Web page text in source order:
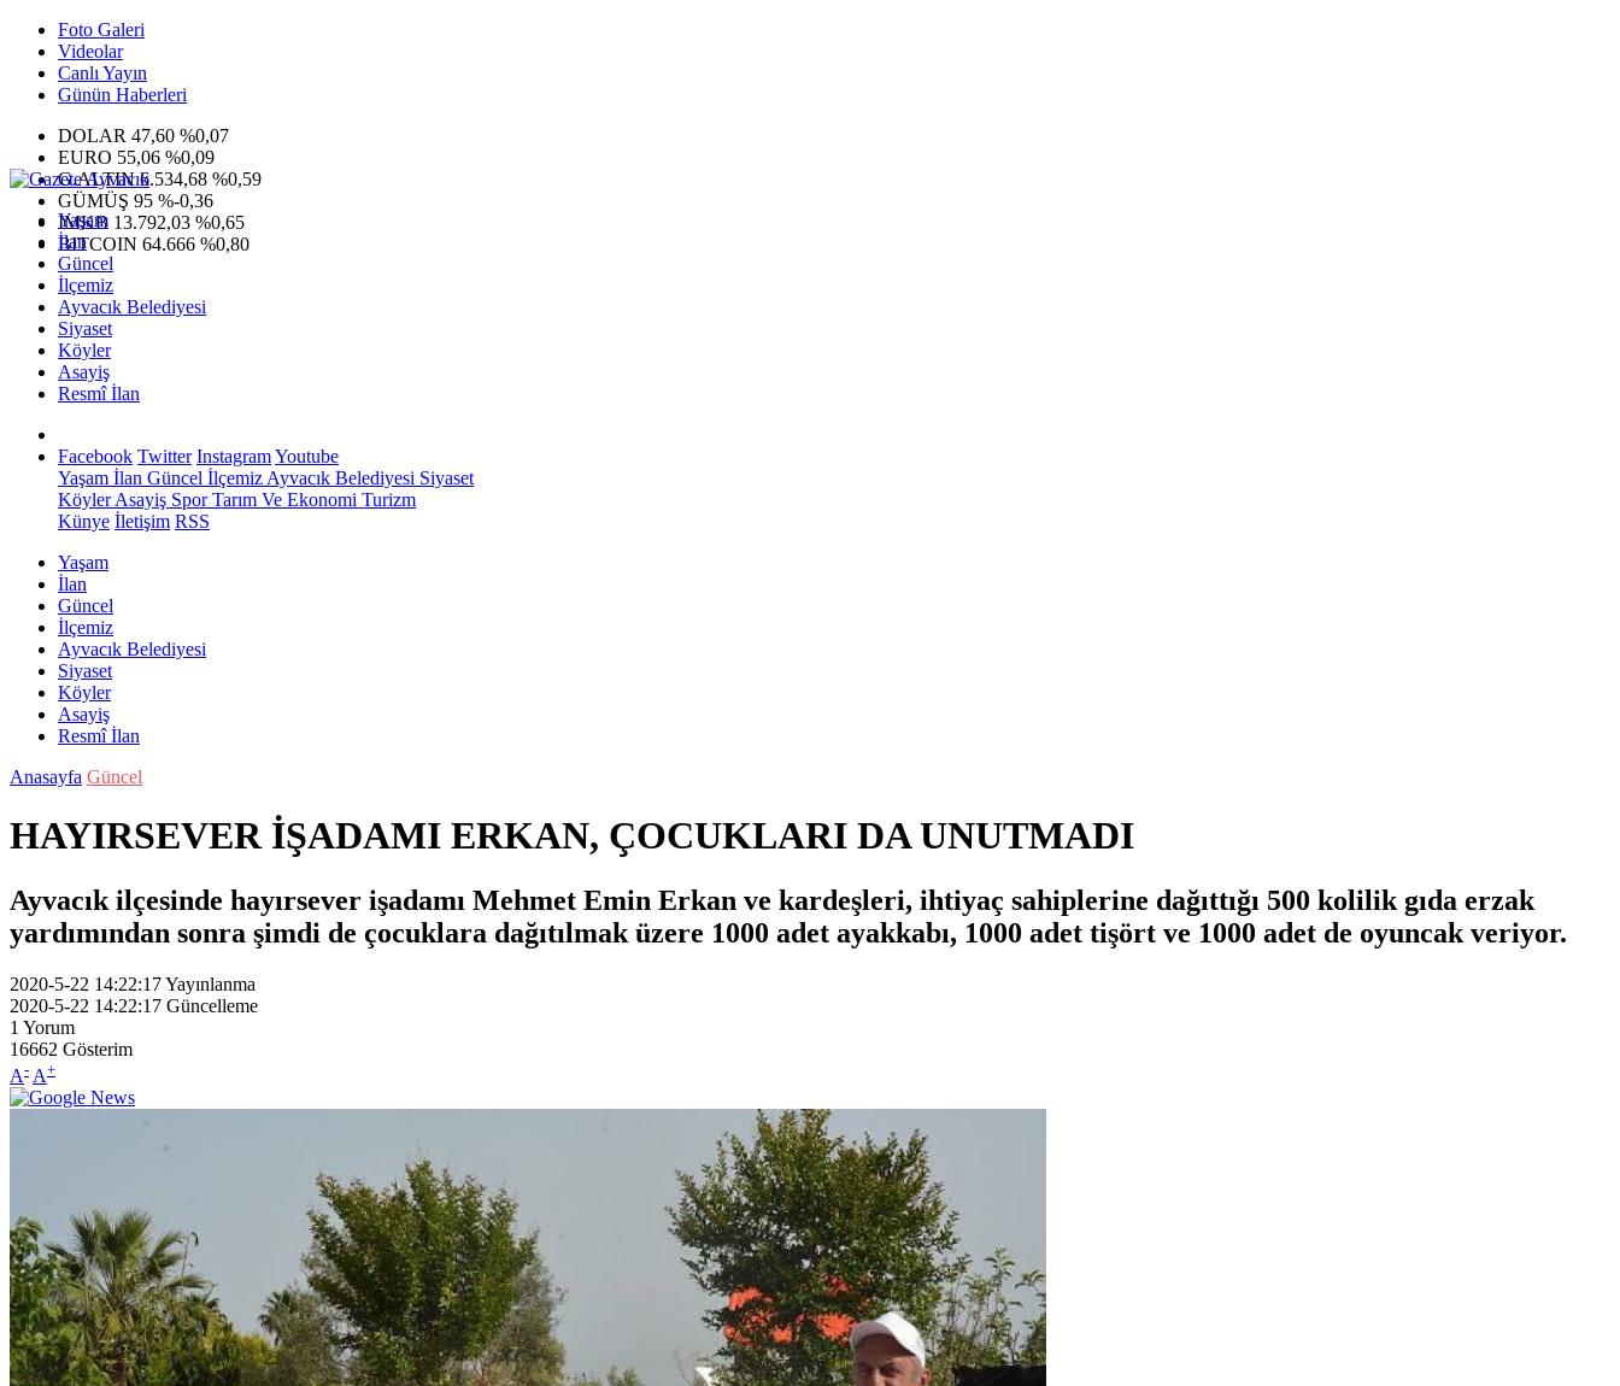
Foto Galeri
Videolar
Canlı Yayın
Günün Haberleri
DOLAR 47,60 %0,07
EURO 55,06 %0,09
G.ALTIN6.534,68 %0,59
GÜMÜŞ 95 %-0,36
IMKB 13.792,03 %0,65
BITCOIN 64.666 %0,80
Yaşam
İlan
Güncel
İlçemiz
Ayvacık Belediyesi
Siyaset
Köyler
Asayiş
Resmî İlan
Facebook Twitter InstagramYoutube
Yaşam İlan Güncel İlçemiz Ayvacık Belediyesi Siyaset
KöylerAsayiş SporTarım Ve Ekonomi Turizm
Künye İletişim RSS
Yaşam
İlan
Güncel
İlçemiz
Ayvacık Belediyesi
Siyaset
Köyler
Asayiş
Resmî İlan
Anasayfa Güncel
HAYIRSEVER İŞADAMI ERKAN, ÇOCUKLARI DA UNUTMADI
Ayvacık ilçesinde hayırsever işadamı Mehmet Emin Erkan ve kardeşleri, ihtiyaç sahiplerine dağıttığı 500 kolilik gıda erzak
yardımından sonra şimdi de çocuklara dağıtılmak üzere 1000 adet ayakkabı, 1000 adet tişört ve 1000 adet de oyuncak veriyor.
2020-5-22 14:22:17Yayınlanma
2020-5-22 14:22:17 Güncelleme
1 Yorum
16662 Gösterim
A- A+